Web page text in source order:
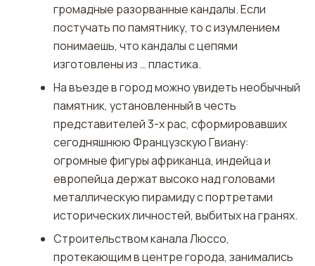
громадные разорванные кандалы. Если
постучать по памятнику, то с изумлением
понимаешь, что кандалы с цепями
изготовлены из … пластика.
На въезде в город можно увидеть необычный
памятник, установленный в честь
представителей 3-х рас, сформировавших
сегодняшнюю Французскую Гвиану:
огромные фигуры африканца, индейца и
европейца держат высоко над головами
металлическую пирамиду с портретами
исторических личностей, выбитых на гранях.
Строительством канала Люссо,
протекающим в центре города, занимались